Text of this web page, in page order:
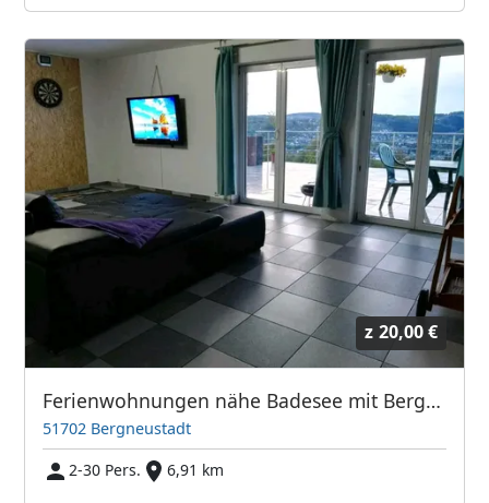
z 20,00 €
Ferienwohnungen nähe Badesee mit Bergblick: Frei ab sofort
51702 Bergneustadt
2-30 Pers.
6,91 km